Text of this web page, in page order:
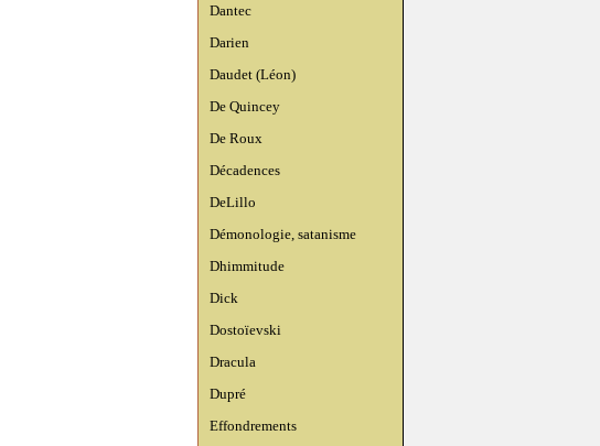
Dantec
Darien
Daudet (Léon)
De Quincey
De Roux
Décadences
DeLillo
Démonologie, satanisme
Dhimmitude
Dick
Dostoïevski
Dracula
Dupré
Effondrements